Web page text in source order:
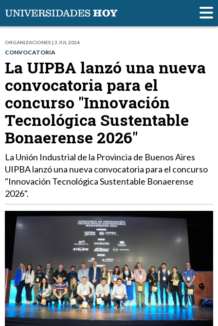
ORGANIZACIONES | 3 JUL 2026
CONVOCATORIA
La UIPBA lanzó una nueva
convocatoria para el
concurso "Innovación
Tecnológica Sustentable
Bonaerense 2026"
La Unión Industrial de la Provincia de Buenos Aires
UIPBA lanzó una nueva convocatoria para el concurso
"Innovación Tecnológica Sustentable Bonaerense
2026".